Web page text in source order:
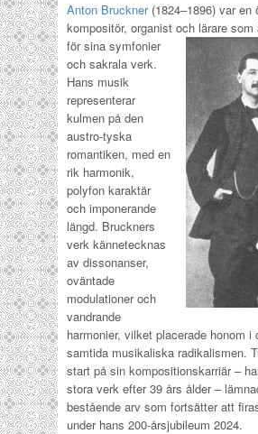
Anton Bruckner(1824–1896) var en
kompositör, organist och lärare
för sina symfonier
och sakrala verk.
Hans musik
representerar
kulmen på den
austro-tyska
romantiken, med en
rik harmonik,
polyfon karaktär
och imponerande
längd. Bruckners
verk kännetecknas
av dissonanser,
oväntade
modulationer och
vandrande
harmonier, vilket placerade honom i
samtida musikaliska radikalismen.
start på sin kompositionskarriär –
stora verk efter 39 års ålder –
bestående arv som fortsätter att
under hans 200-årsjubileum 2024.